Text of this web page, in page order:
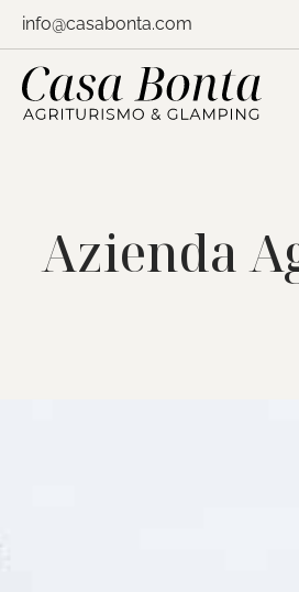
Salta
contenuto
info@casabonta.com
Azienda